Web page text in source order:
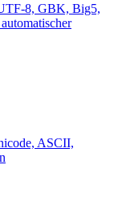
8, GBK, Big5,
ASCII,